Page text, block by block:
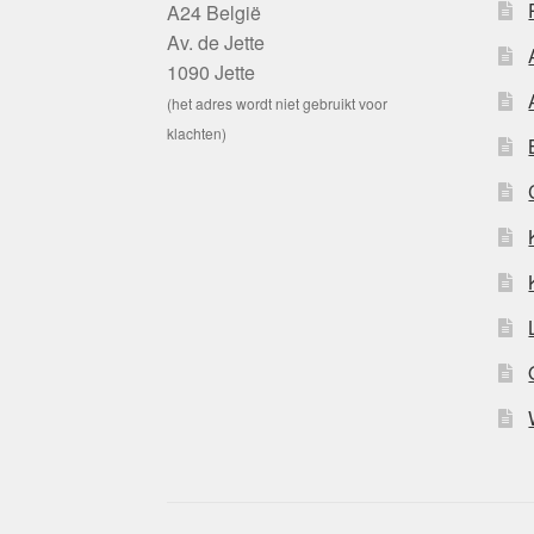
A24 België
Av. de Jette
1090 Jette
(het adres wordt niet gebruikt voor
klachten)